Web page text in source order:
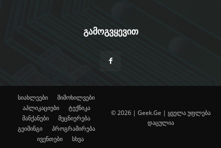
გამოგვყევით
სიახლეები
მიმოხილვები
აპლიკაციები
ტექნიკა
მანქანები
მეცნიერება
გეიმინგი
პროგრამირება
ივენთები
სხვა
© 2026 | Geek.Ge | ყველა უფლება
დაცულია